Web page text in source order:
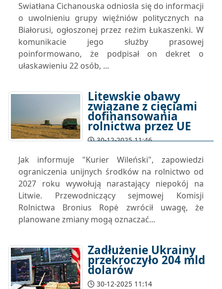
Swiatłana Cichanouska odniosła się do informacji
o uwolnieniu grupy więźniów politycznych na
Białorusi, ogłoszonej przez reżim Łukaszenki. W
komunikacie jego służby prasowej
poinformowano, że podpisał on dekret o
ułaskawieniu 22 osób, ...
Litewskie obawy
związane z cięciami
dofinansowania
rolnictwa przez UE
30-12-2025 11:46
Jak informuje "Kurier Wileński", zapowiedzi
ograniczenia unijnych środków na rolnictwo od
2027 roku wywołują narastający niepokój na
Litwie. Przewodniczący sejmowej Komisji
Rolnictwa Bronius Ropė zwrócił uwagę, że
planowane zmiany mogą oznaczać...
Zadłużenie Ukrainy
przekroczyło 204 mld
dolarów
30-12-2025 11:14